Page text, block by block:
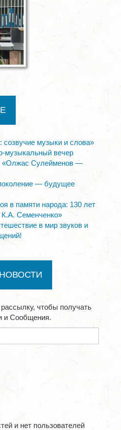
музыки и слова»
музыкальный вечер
«Олжас Сулейменов —
— будущее
в памяти народа: 130 лет
Семенченко»
в мир звуков и
чтобы получать
и Сообщения.
и нет пользователей